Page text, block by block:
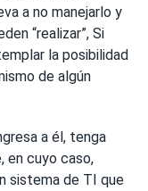
a no manejarlo y
“realizar”, Si
la posibilidad
de algún
a él, tenga
en cuyo caso,
sistema de TI que